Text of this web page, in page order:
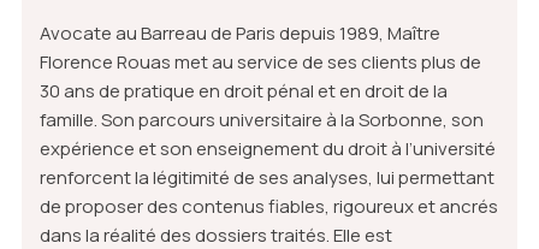
Avocate au Barreau de Paris depuis 1989, Maître
Florence Rouas met au service de ses clients plus de
30 ans de pratique en droit pénal et en droit de la
famille. Son parcours universitaire à la Sorbonne, son
expérience et son enseignement du droit à l’université
renforcent la légitimité de ses analyses, lui permettant
de proposer des contenus fiables, rigoureux et ancrés
dans la réalité des dossiers traités. Elle est